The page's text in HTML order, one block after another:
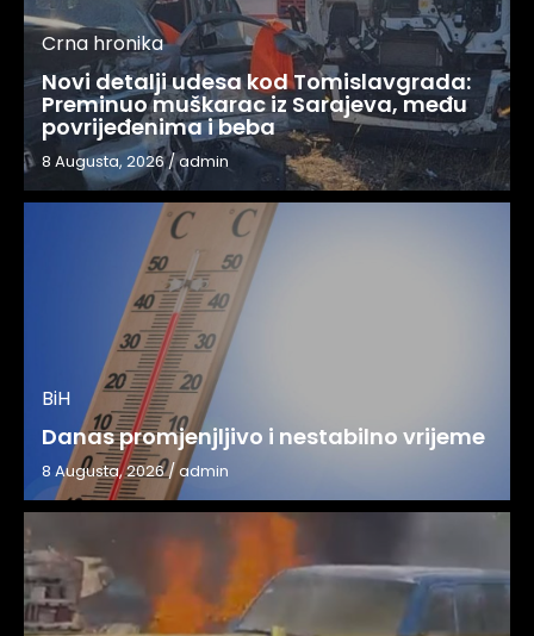
Crna hronika
Novi detalji udesa kod Tomislavgrada:
Preminuo muškarac iz Sarajeva, među
povrijeđenima i beba
8 Augusta, 2026/admin
BiH
Danas promjenjljivo i nestabilno vrijeme
8 Augusta, 2026/admin